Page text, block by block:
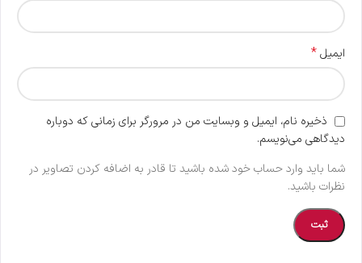
ایمیل*
ذخیره نام، ایمیل و وبسایت من در مرورگر برای زمانی که دوباره
دیدگاهی می‌نویسم.
شما باید وارد حساب خود شده باشید تا قادر به اضافه کردن تصاویر در
نظرات باشید.